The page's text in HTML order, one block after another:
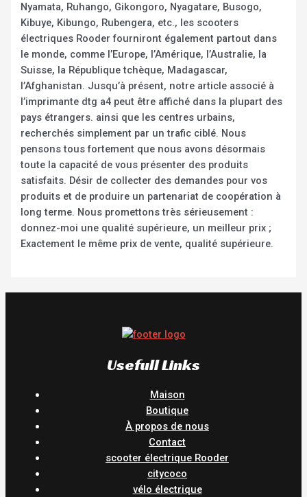
Nyamata, Ruhango, Gikongoro, Nyagatare, Busogo,
Kibuye, Kibungo, Rubengera, etc., les scooters
électriques Rooder fourniront également partout dans
le monde, comme l’Europe, l’Amérique, l’Australie, la
Suisse, la République tchèque, Madagascar,
l’Afghanistan. Jusqu’à présent, notre article associé à
l’imprimante dtg a4 peut être affiché dans la plupart des
pays étrangers. ainsi que les centres urbains,
recherchés simplement par un trafic ciblé. Nous
pensons tous fortement que nous avons désormais
toute la capacité de vous présenter des produits
satisfaits. Désir de collecter des demandes pour vos
produits et de produire un partenariat de coopération à
long terme. Nous promettons très sérieusement :
donnez-moi une qualité supérieure, un meilleur prix ;
Exactement le même prix de vente, qualité supérieure.
Usefull Links
Maison
Boutique
À propos de nous
Contact
scooter électrique Rooder
citycoco
vélo électrique